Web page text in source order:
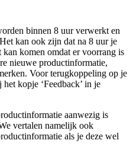
binnen 8 uur verwerkt en
kan ook zijn dat na 8 uur je
komen omdat er voorrang is
nieuwe productinformatie,
Voor terugkoppeling op je
kopje ‘Feedback’ in je
aanwezig is
vertalen namelijk ook
als je deze wel